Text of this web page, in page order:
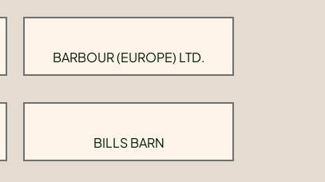
BARBOUR (EUROPE) LTD.
BILLS BARN